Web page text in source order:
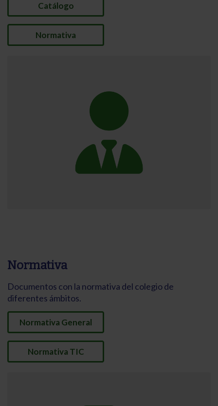
Catálogo
Normativa
Normativa
Documentos con la normativa del colegio de
diferentes ámbitos.
Normativa General
Normativa TIC